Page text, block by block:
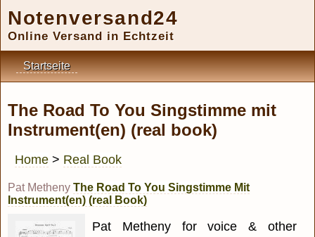
Notenversand24
Online Versand in Echtzeit
Startseite
The Road To You Singstimme mit
Instrument(en) (real book)
Home > Real Book
Pat Metheny The Road To You Singstimme Mit
Instrument(en) (real Book)
Pat Metheny for voice & other